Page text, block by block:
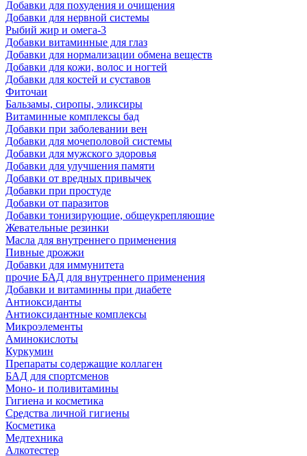
Добавки для похудения и очищения
Добавки для нервной системы
Рыбий жир и омега-3
Добавки витаминные для глаз
Добавки для нормализации обмена веществ
Добавки для кожи, волос и ногтей
Добавки для костей и суставов
Фиточаи
Бальзамы, сиропы, эликсиры
Витаминные комплексы бад
Добавки при заболевании вен
Добавки для мочеполовой системы
Добавки для мужского здоровья
Добавки для улучшения памяти
Добавки от вредных привычек
Добавки при простуде
Добавки от паразитов
Добавки тонизирующие, общеукрепляющие
Жевательные резинки
Масла для внутреннего применения
Пивные дрожжи
Добавки для иммунитета
прочие БАД для внутреннего применения
Добавки и витаминны при диабете
Антиоксиданты
Антиоксидантные комплексы
Микроэлементы
Аминокислоты
Куркумин
Препараты содержащие коллаген
БАД для спортсменов
Моно- и поливитамины
Гигиена и косметика
Средства личной гигиены
Косметика
Медтехника
Алкотестер